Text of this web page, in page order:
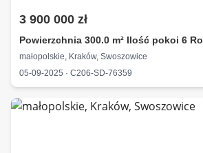
3 900 000 zł
Powierzchnia 300.0 m² Ilość pokoi 6
małopolskie, Kraków, Swoszowice
05-09-2025 · C206-SD-76359